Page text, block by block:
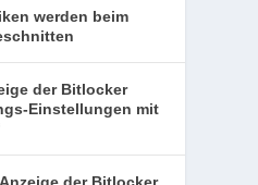
werden beim
der Bitlocker
Einstellungen mit